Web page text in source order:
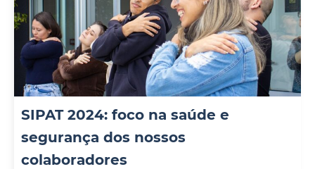
SIPAT 2024: foco na saúde e
segurança dos nossos
colaboradores